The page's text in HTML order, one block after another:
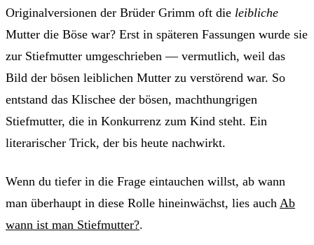
Originalversionen der Brüder Grimm oft die leibliche
Mutter die Böse war? Erst in späteren Fassungen wurde sie
zur Stiefmutter umgeschrieben — vermutlich, weil das
Bild der bösen leiblichen Mutter zu verstörend war. So
entstand das Klischee der bösen, machthungrigen
Stiefmutter, die in Konkurrenz zum Kind steht. Ein
literarischer Trick, der bis heute nachwirkt.
Wenn du tiefer in die Frage eintauchen willst, ab wann
man überhaupt in diese Rolle hineinwächst, lies auch Ab
wann ist man Stiefmutter?.